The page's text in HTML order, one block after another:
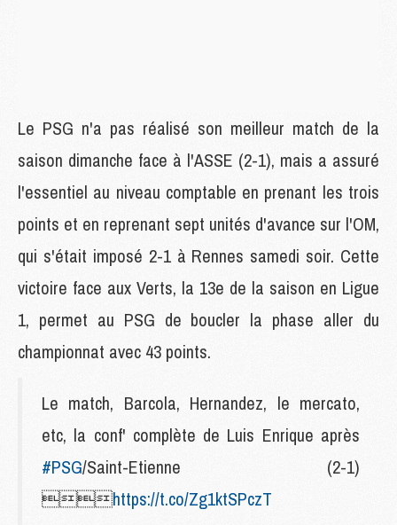
Le PSG n'a pas réalisé son meilleur match de la
saison dimanche face à l'ASSE (2-1), mais a assuré
l'essentiel au niveau comptable en prenant les trois
points et en reprenant sept unités d'avance sur l'OM,
qui s'était imposé 2-1 à Rennes samedi soir. Cette
victoire face aux Verts, la 13e de la saison en Ligue
1, permet au PSG de boucler la phase aller du
championnat avec 43 points.
Le match, Barcola, Hernandez, le mercato,
etc, la conf' complète de Luis Enrique après
#PSG/Saint-Etienne (2-1)
https://t.co/Zg1ktSPczT